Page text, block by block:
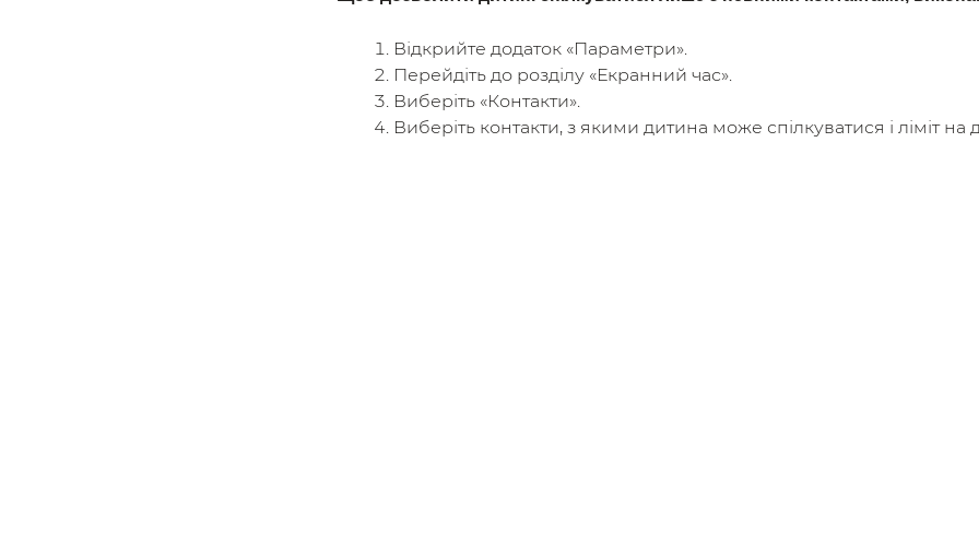
Відкрийте додаток «Параметри».
Перейдіть до розділу «Екранний час».
Виберіть «Контакти».
Виберіть контакти, з якими дитина може спілкуватися і ліміт на